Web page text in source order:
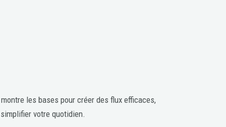
les bases pour créer des flux efficaces,
votre quotidien.